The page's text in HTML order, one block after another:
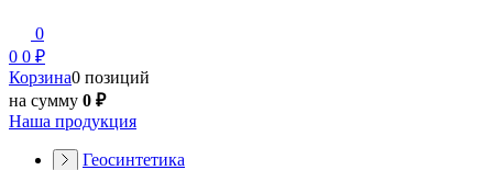
0
0 0 ₽
Корзина0 позиций
на сумму 0 ₽
Наша продукция
Геосинтетика